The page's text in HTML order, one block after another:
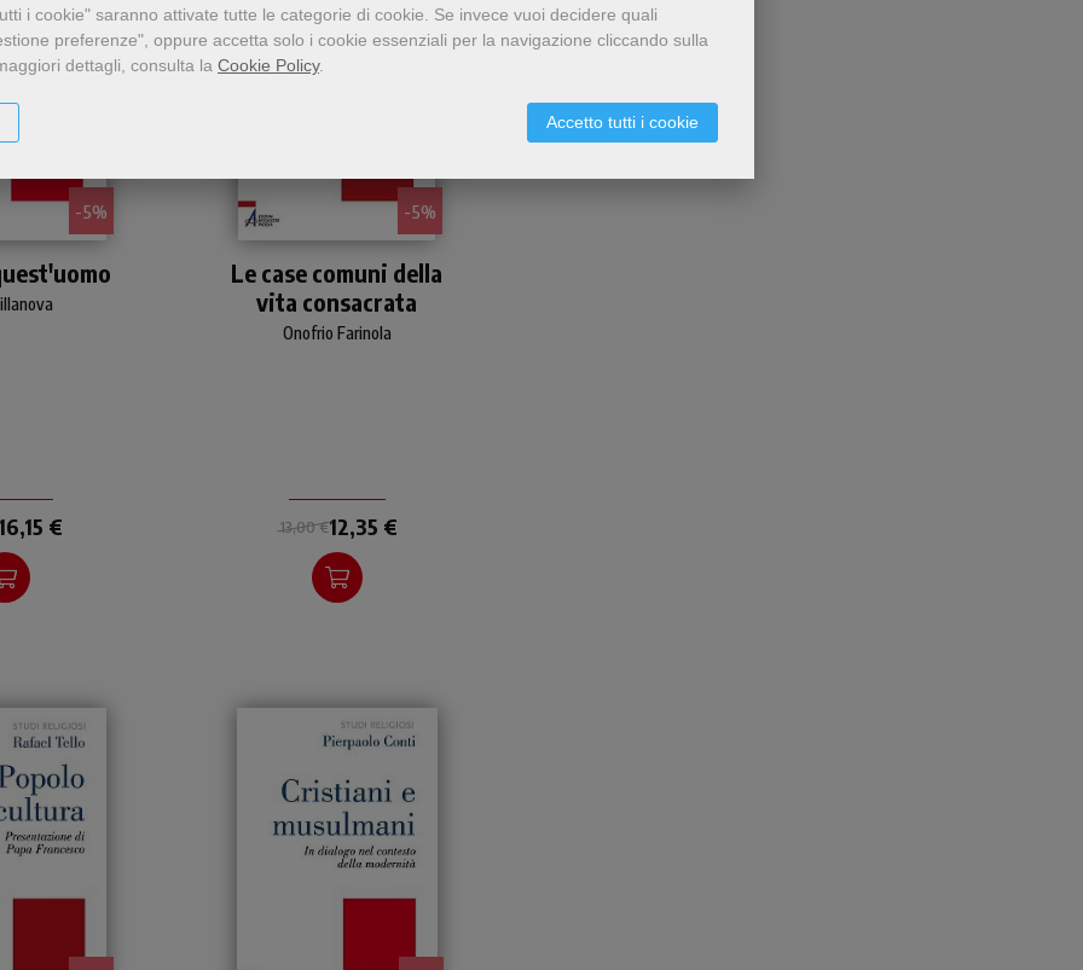
i cookie" saranno attivate tutte le categorie di cookie. Se invece vuoi decidere quali
preferenze", oppure accetta solo i cookie essenziali per la navigazione cliccando sulla
dettagli, consulta la Cookie Policy.
Accetto tutti i cookie
- 5%
teologica
su
€
- 5%
"riscoprire" la bellezza della
fraternità all'interno delle
comunità religiose.
Le case comuni della
vita consacrata
Onofrio Farinola
13,00 €12,35 €